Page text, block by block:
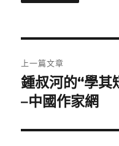
章
導
覽
上一篇文章
上
一
文
鍾叔河的“學其
–中國作家網